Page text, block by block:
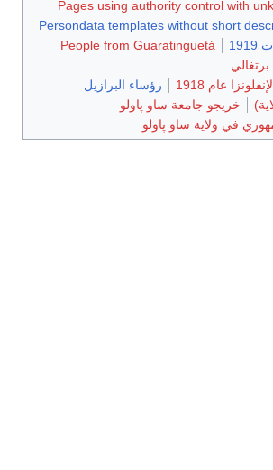
Pages using authority control with
Persondata templates without short
People from Guaratinguetá
عام 1918
رؤساء البرازيل
خريجو جامعة ساو پاولو
في ولاية ساو پاولو